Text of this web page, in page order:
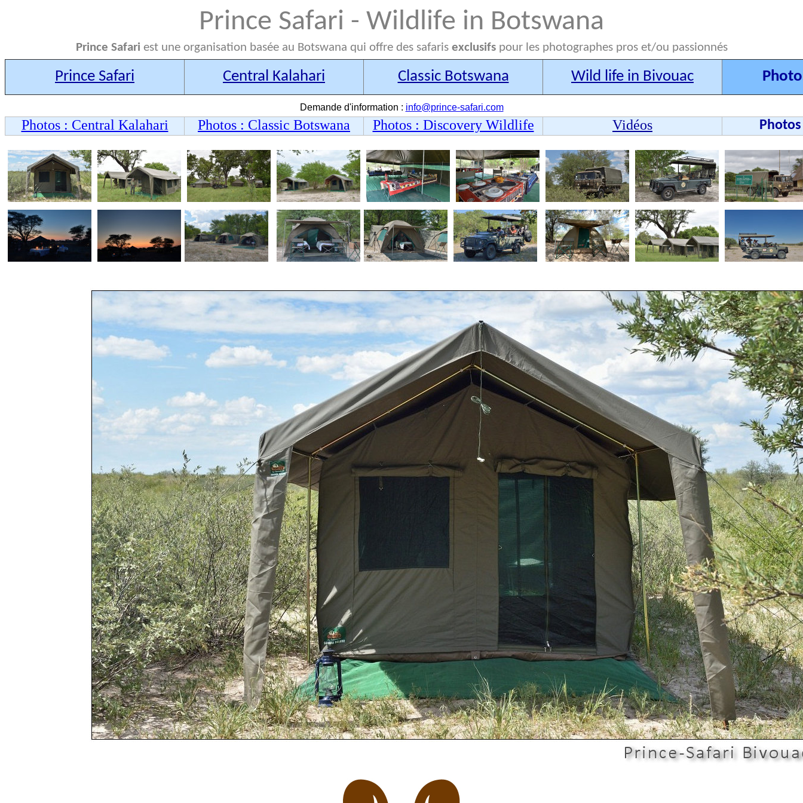
Prince Safari - Wildlife in Botswana
Prince Safari est une organisation basée au Botswana qui offre des safaris exclusifs pour les photographes pros et/ou passionnés
Prince Safari Central Kalahari Classic Botswana Wild life in Bivouac
Demande d'information : info@prince-safari.com
Photos : Central Kalahari Photos : Classic Botswana Photos : Discovery Wildlife Vidéos